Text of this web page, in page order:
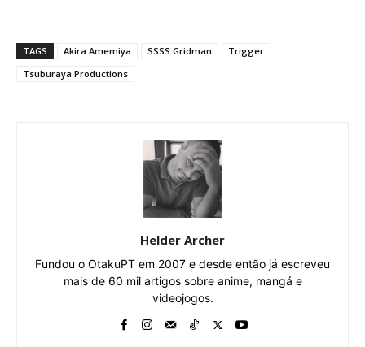
TAGS Akira Amemiya SSSS.Gridman
Trigger
Tsuburaya Productions
Helder Archer
Fundou o OtakuPT em 2007 e desde então já escreveu
mais de 60 mil artigos sobre anime, mangá e
videojogos.